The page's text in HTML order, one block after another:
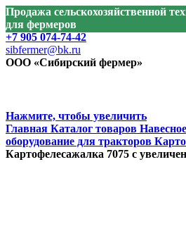
Продажа сельскохозяйственной
для фермеров
+7 905 074-74-42
sibfermer@bk.ru
ООО «Сибирский фермер»
Нажмите, чтобы увеличить
Главная Каталог товаров
оборудование для тракторов
Картофелесажалка 7075 c